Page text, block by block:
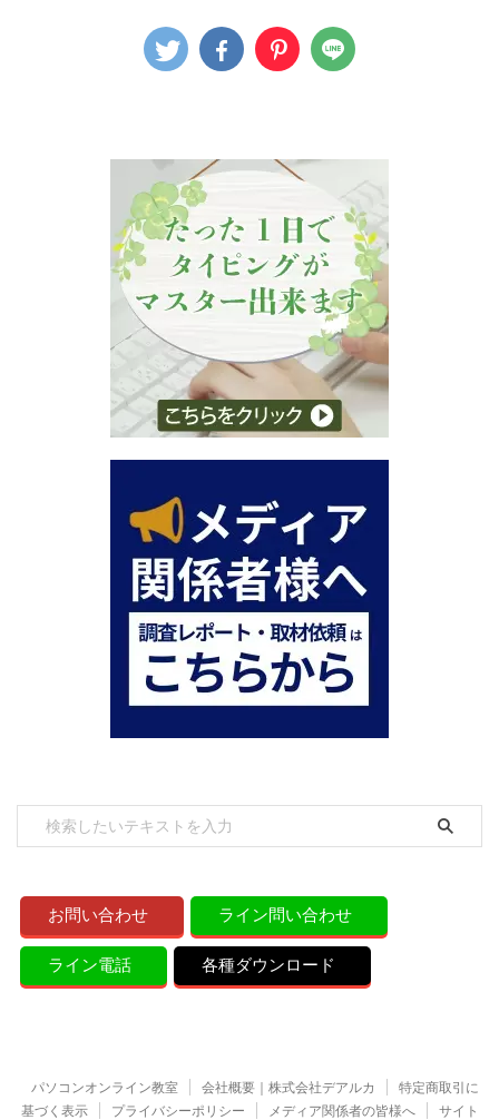
お問い合わせ ライン問い合わせ
ライン電話 各種ダウンロード
パソコンオンライン教室 会社概要｜株式会社デアルカ
特定商取引に
基づく表示
プライバシーポリシー メディア関係者の皆様へ サイト